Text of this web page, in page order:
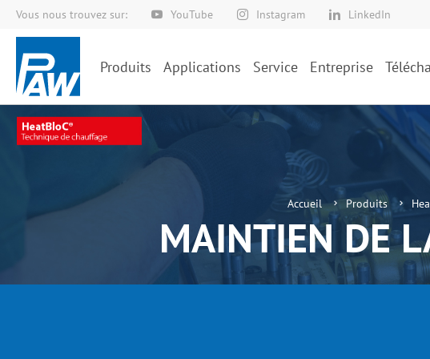
Vous nous trouvez sur: YouTube Instagram LinkedIn
Allez
au
contenu
Produits Applications Service Entreprise
Accueil Produits
MAINTIEN DE